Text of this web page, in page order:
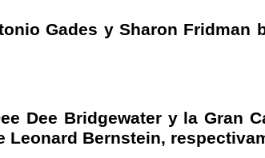
Gades y Sharon
Dee Bridgewater y la Gran
Bernstein,